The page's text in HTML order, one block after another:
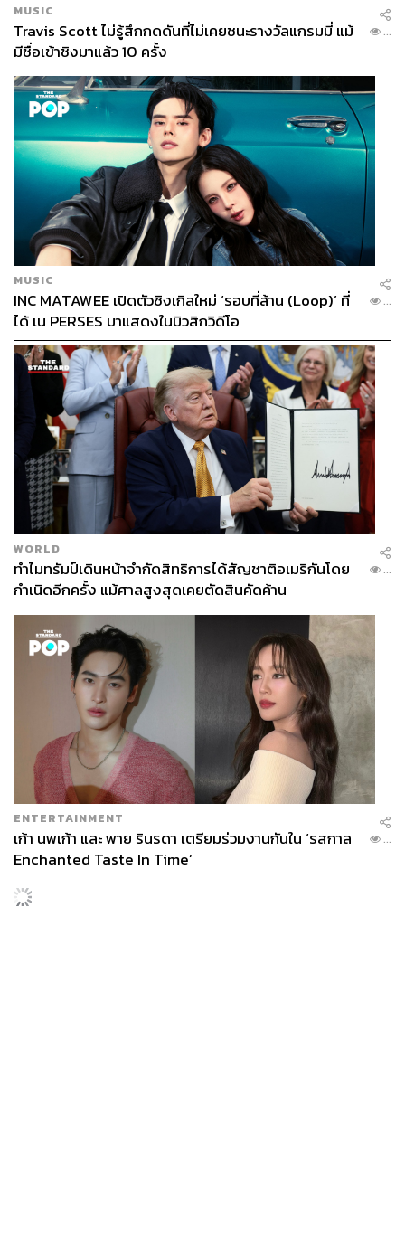
MUSIC
Travis Scott ไม่รู้สึกกดดันที่ไม่เคยชนะรางวัลแกรมมี่ แม้
มีชื่อเข้าชิงมาแล้ว 10 ครั้ง
...
MUSIC
INC MATAWEE เปิดตัวซิงเกิลใหม่ ‘รอบที่ล้าน (Loop)’ ที่
ได้ เน PERSES มาแสดงในมิวสิกวิดีโอ
...
WORLD
ทำไมทรัมป์เดินหน้าจำกัดสิทธิการได้สัญชาติอเมริกันโดย
กำเนิดอีกครั้ง แม้ศาลสูงสุดเคยตัดสินคัดค้าน
...
ENTERTAINMENT
เก้า นพเก้า และ พาย รินรดา เตรียมร่วมงานกันใน ‘รสกาล
Enchanted Taste In Time’
...